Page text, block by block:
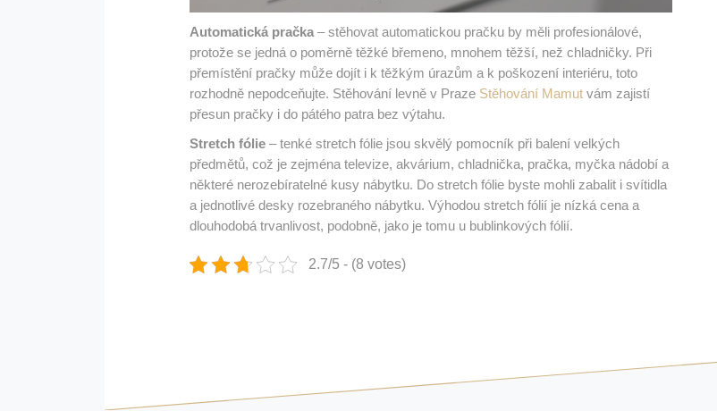
Automatická pračka – stěhovat automatickou pračku by měli profesionálové,
protože se jedná o poměrně těžké břemeno, mnohem těžší, než chladničky. Při
přemístění pračky může dojít i k těžkým úrazům a k poškození interiéru, toto
rozhodně nepodceňujte. Stěhování levně v Praze Stěhování Mamut vám zajistí
přesun pračky i do pátého patra bez výtahu.
Stretch fólie – tenké stretch fólie jsou skvělý pomocník při balení velkých
předmětů, což je zejména televize, akvárium, chladnička, pračka, myčka nádobí a
některé nerozebíratelné kusy nábytku. Do stretch fólie byste mohli zabalit i svítidla
a jednotlivé desky rozebraného nábytku. Výhodou stretch fólií je nízká cena a
dlouhodobá trvanlivost, podobně, jako je tomu u bublinkových fólií.
2.7/5 - (8 votes)